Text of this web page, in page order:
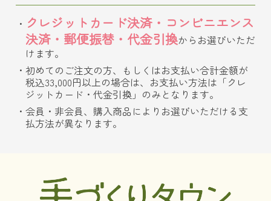
クレジットカード決済・コンビニエンス
決済・郵便振替・代金引換からお選びいただ
けます。
初めてのご注文の方、もしくはお支払い合計金額が
税込33,000円以上の場合は、お支払い方法は「クレ
ジットカード・代金引換」のみとなります。
会員・非会員、購入商品によりお選びいただける支
払方法が異なります。